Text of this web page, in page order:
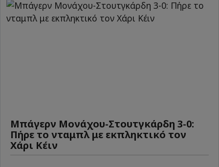
Μπάγερν Μονάχου-Στουτγκάρδη 3-0:
Πήρε το νταμπλ με εκπληκτικό τον
Χάρι Κέιν